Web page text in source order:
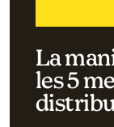
La
les 5